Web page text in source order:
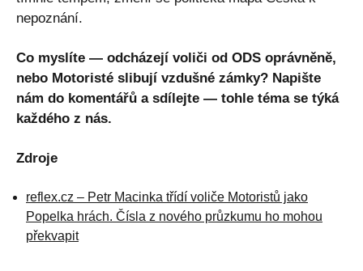
nepoznání.
Co myslíte — odcházejí voliči od ODS oprávněně,
nebo Motoristé slibují vzdušné zámky? Napište
nám do komentářů a sdílejte — tohle téma se týká
každého z nás.
Zdroje
reflex.cz – Petr Macinka třídí voliče Motoristů jako
Popelka hrách. Čísla z nového průzkumu ho mohou
překvapit